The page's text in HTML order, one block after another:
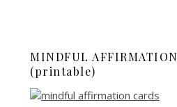
MINDFUL
(printable)